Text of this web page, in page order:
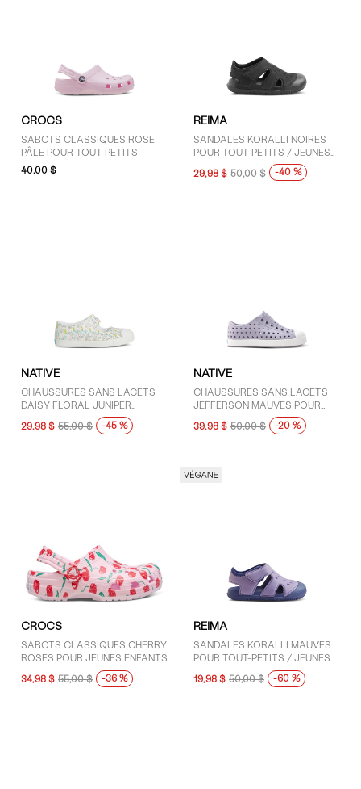
CROCS
SABOTS CLASSIQUES ROSE
PÂLE POUR TOUT-PETITS
40,00 $
REIMA
SANDALES KORALLI NOIRES
POUR TOUT-PETITS / JEUNES
ENFANTS
29,98 $ 50,00 $ -40 %
NATIVE
CHAUSSURES SANS LACETS
DAISY FLORAL JUNIPER
BLANCHES POUR TOUT-PETITS
29,98 $ 55,00 $ -45 %
NATIVE
CHAUSSURES SANS LACETS
JEFFERSON MAUVES POUR
TOUT-PETITS
39,98 $ 50,00 $ -20 %
CROCS
SABOTS CLASSIQUES CHERRY
ROSES POUR JEUNES ENFANTS
34,98 $ 55,00 $ -36 %
REIMA
SANDALES KORALLI MAUVES
POUR TOUT-PETITS / JEUNES
ENFANTS
19,98 $ 50,00 $ -60 %